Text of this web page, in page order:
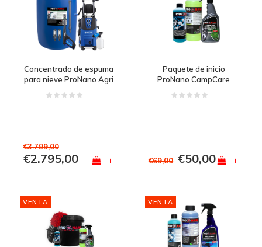
Concentrado de espuma
para nieve ProNano Agri
hidrolimpiadora a
€3.799,00
€2.795,00 +
Paquete de inicio
ProNano CampCare
€69,00 €50,00 +
VENTA VENTA